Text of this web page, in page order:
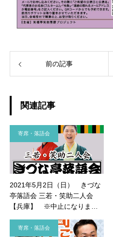
前の記事
関連記事
寄席・落語会
2021年5月2日（日） きづな
亭落語会 三若・笑助二人会
【兵庫】 ※中止になりまし
寄席・落語会